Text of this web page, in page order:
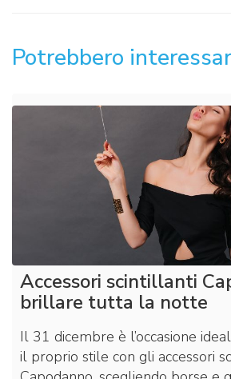
Potrebbero
Accessori scintillanti
brillare tutta la notte
Il 31 dicembre è l’occasione
il proprio stile con gli accessori